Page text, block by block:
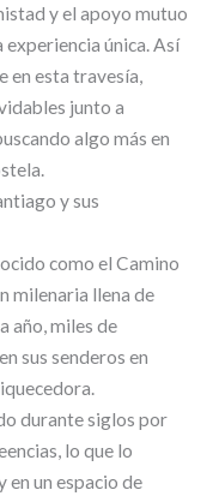
y el apoyo mutuo
única. Así
en esta travesía,
junto a
algo más en
y sus
como el Camino
milenaria llena de
año, miles de
sus senderos en
durante siglos por
lo que lo
en un espacio de